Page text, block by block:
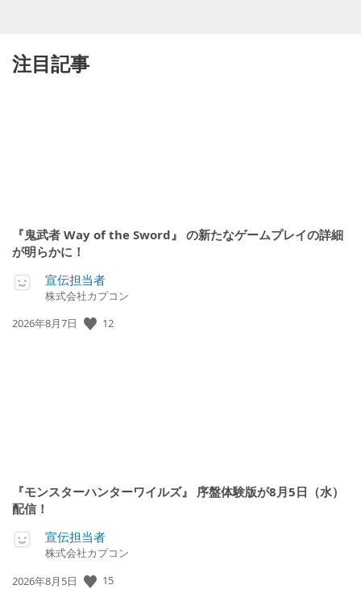
注目記事
『鬼武者 Way of the Sword』 の新たなゲームプレイの詳細
が明らかに！
宣伝担当者
株式会社カプコン
公
2026年8月7日 12
『モンスターハンターワイルズ』 序盤体験版が8月5日（水）
配信！
宣伝担当者
株式会社カプコン
公
2026年8月5日 15